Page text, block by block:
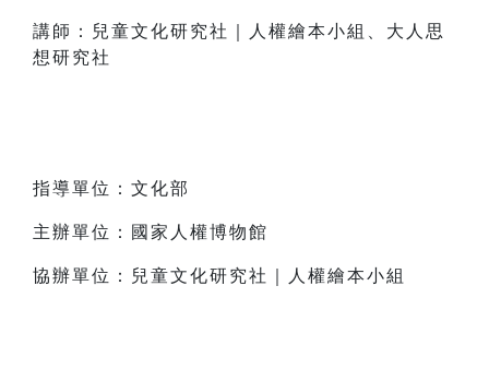
講師：兒童文化研究社｜人權繪本小組、大人思
想研究社
指導單位：文化部
主辦單位：國家人權博物館
協辦單位：兒童文化研究社｜人權繪本小組